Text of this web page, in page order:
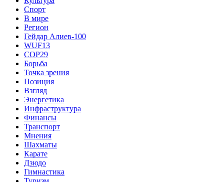
Спорт
В мире
Регион
Гейдар Алиев-100
WUF13
COP29
Борьба
Точка зрения
Позиция
Взгляд
Энергетика
Инфраструктура
Финансы
Транспорт
Мнения
Шахматы
Карате
Дзюдо
Гимнастика